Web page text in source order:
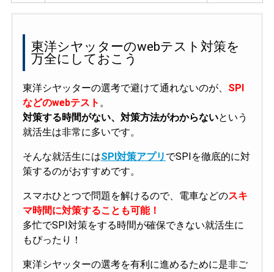
東洋シヤッターのwebテスト対策を
万全にしておこう
東洋シヤッターの選考で避けて通れないのが、 SPI
などのwebテスト 。
対策する時間がない、対策方法がわからないという
就活生は非常に多いです。
そんな就活生にはSPI対策アプリ でSPIを徹底的に対
策するのがおすすめです。
スマホひとつで問題を解けるので、電車などのスキ
マ時間に対策することも可能！
多忙でSPI対策をする時間が確保できない就活生に
もぴったり！
東洋シヤッターの選考を有利に進めるために是非ご